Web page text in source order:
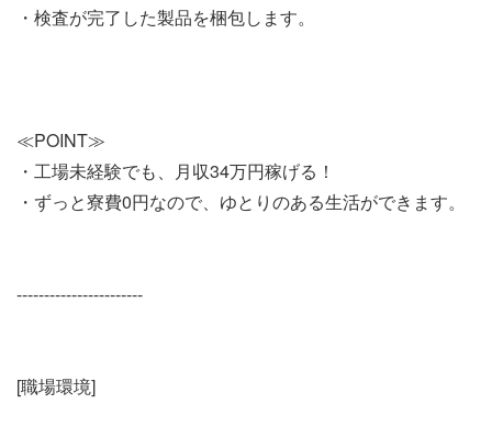
・検査が完了した製品を梱包します。
≪POINT≫
・工場未経験でも、月収34万円稼げる！
・ずっと寮費0円なので、ゆとりのある生活ができます。
-----------------------
[職場環境]